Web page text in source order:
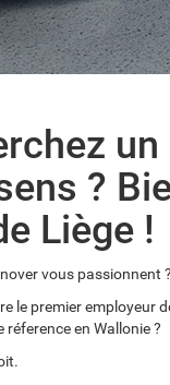
?
Liège !
vous passionnent ?
le premier employeur
réference en Wallonie ?